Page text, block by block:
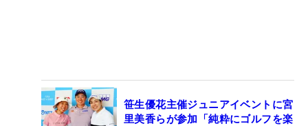
笹生優花主催ジュニアイベントに宮
里美香らが参加「純粋にゴルフを楽